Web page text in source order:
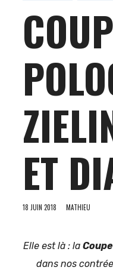
ET
18 JUIN 2018 MATHIEU
Elle est là : la
dans nos